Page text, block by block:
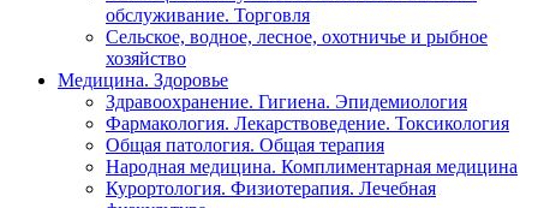
обслуживание. Торговля
Сельское, водное, лесное, охотничье и рыбное
хозяйство
Медицина. Здоровье
Здравоохранение. Гигиена. Эпидемиология
Фармакология. Лекарствоведение. Токсикология
Общая патология. Общая терапия
Народная медицина. Комплиментарная медицина
Курортология. Физиотерапия. Лечебная